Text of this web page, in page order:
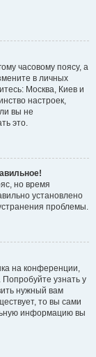
часовому поясу, а
в личных
Москва, Киев и
настроек,
вы не
это.
но время
установлено
проблемы.
на конференции,
узнать у
нужный вам
то вы сами
информацию вы